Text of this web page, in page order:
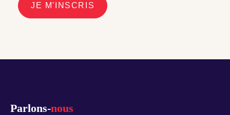
JE M'INSCRIS
Parlons-nous